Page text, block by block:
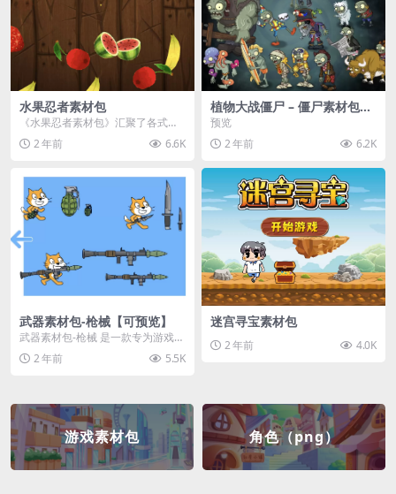
水果忍者素材包
《水果忍者素材包》汇聚了各式鲜
美诱人的水果图像与清脆悦耳的切
割音效，专为追求极致...
2 年前 6.6K
植物大战僵尸 – 僵尸素材包
【可预览】
预览
2 年前
6.2K
武器素材包-枪械【可预览】
武器素材包-枪械 是一款专为游戏开
发者和创作者设计的素材包，包含
多种高质量的枪械...
2 年前 5.5K
迷宫寻宝素材包
2 年前 4.0K
游戏素材包 角色（png）